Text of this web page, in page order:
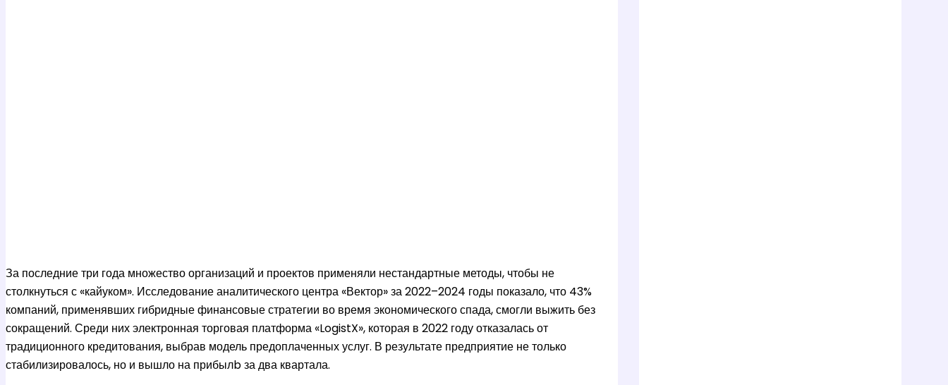
За последние три года множество организаций и проектов применяли нестандартные методы, чтобы не
столкнуться с «кайуком». Исследование аналитического центра «Вектор» за 2022–2024 годы показало, что 43%
компаний, применявших гибридные финансовые стратегии во время экономического спада, смогли выжить без
сокращений. Среди них электронная торговая платформа «LogistX», которая в 2022 году отказалась от
традиционного кредитования, выбрав модель предоплаченных услуг. В результате предприятие не только
стабилизировалось, но и вышло на прибылb за два квартала.